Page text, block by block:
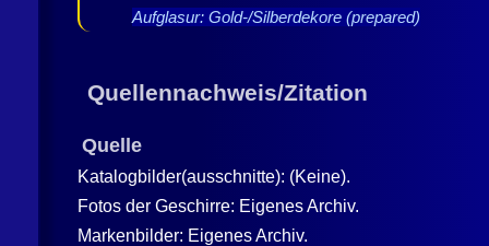
Aufglasur: Gold-/Silberdekore (prepared)
Quellennachweis/Zitation
Quelle
Katalogbilder(ausschnitte): (Keine).
Fotos der Geschirre: Eigenes Archiv.
Markenbilder: Eigenes Archiv.